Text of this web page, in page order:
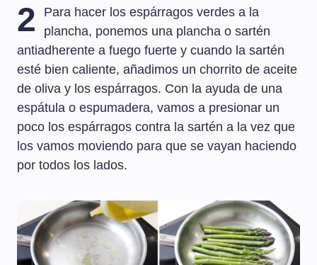
2
Para hacer los espárragos verdes a la
plancha, ponemos una plancha o sartén
antiadherente a fuego fuerte y cuando la sartén
esté bien caliente, añadimos un chorrito de aceite
de oliva y los espárragos. Con la ayuda de una
espátula o espumadera, vamos a presionar un
poco los espárragos contra la sartén a la vez que
los vamos moviendo para que se vayan haciendo
por todos los lados.